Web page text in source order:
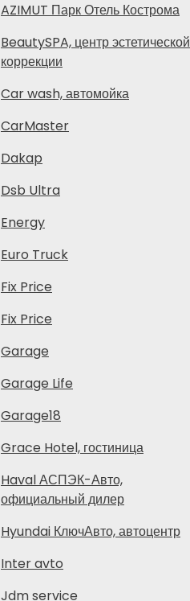
AZIMUT Парк Отель Кострома
BeautySPA, центр эстетической
коррекции
Car wash, автомойка
CarMaster
Dakap
Dsb Ultra
Energy
Euro Truck
Fix Price
Fix Price
Garage
Garage Life
Garage18
Grace Hotel, гостиница
Haval АСПЭК-Авто,
официальный дилер
Hyundai КлючАвто, автоцентр
Inter avto
Jdm service